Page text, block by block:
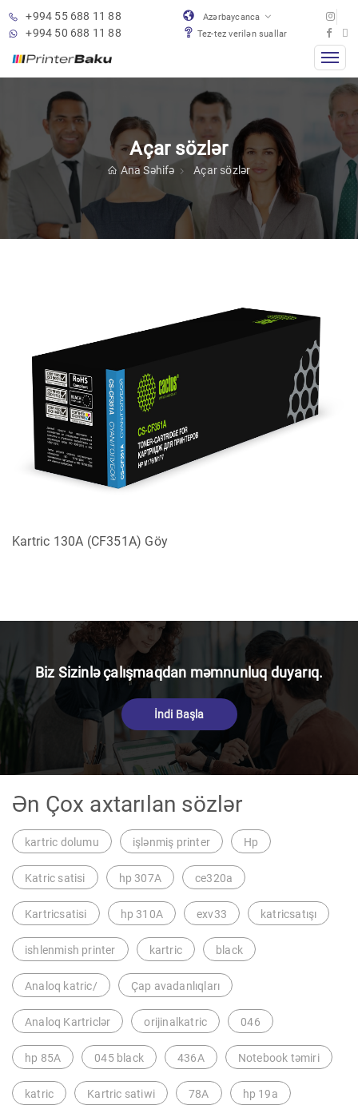
+994 55 688 11 88
+994 50 688 11 88
Azərbaycanca
Tez-tez verilən suallar
Açar sözlər
Ana Səhifə Açar sözlər
Kartric 130A (CF351A) Göy
Biz Sizinlə çalışmaqdan məmnunluq duyarıq.
İndi Başla
Ən Çox axtarılan sözlər
kartric dolumu işlənmiş printer Hp
Katric satisi hp 307A ce320a
Kartricsatisi hp 310A exv33 katricsatışı
ishlenmish printer kartric black
Analoq katric/ Çap avadanlıqları
Analoq Kartriclər orijinalkatric 046
hp 85A 045 black 436A Notebook təmiri
katric Kartric satiwi 78A hp 19a